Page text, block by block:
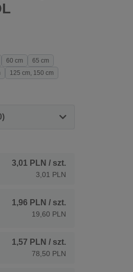
60 cm
65 cm
125 cm, 150 cm
3,01 PLN / szt.
3,01 PLN
1,96 PLN / szt.
19,60 PLN
1,57 PLN / szt.
78,50 PLN